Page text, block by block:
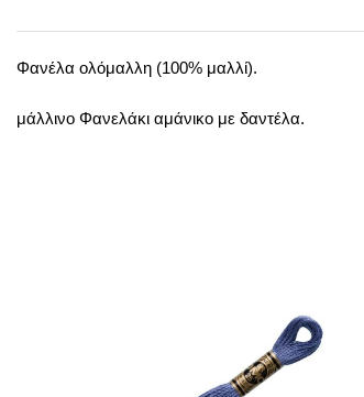
Φανέλα ολόμαλλη (100% μαλλί).
μάλλινο Φανελάκι αμάνικο με δαντέλα.